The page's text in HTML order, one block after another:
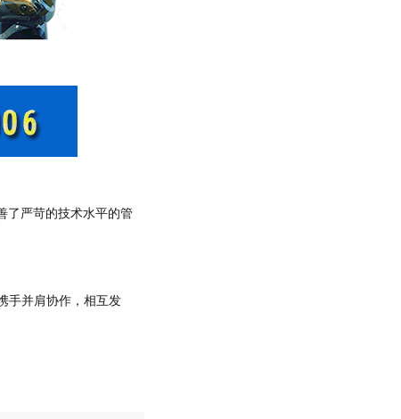
了严苛的技术水平的管
手并肩协作，相互发